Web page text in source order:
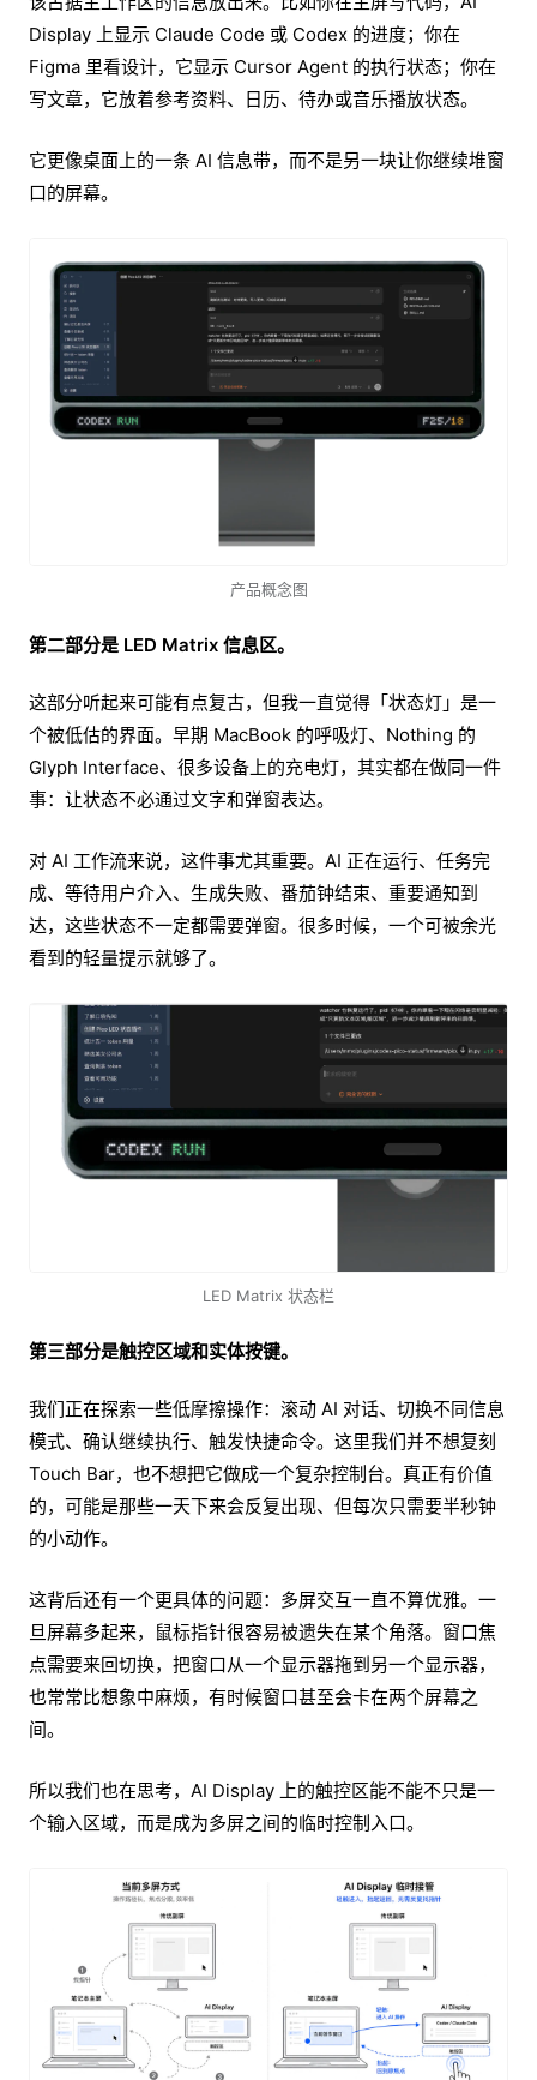
Display 上显示 Claude Code 或 Codex 的进度；你在
Figma 里看设计，它显示 Cursor Agent 的执行状态；你在
写文章，它放着参考资料、日历、待办或音乐播放状态。
它更像桌面上的一条 AI 信息带，而不是另一块让你继续堆窗
口的屏幕。
产品概念图
第二部分是 LED Matrix 信息区。
这部分听起来可能有点复古，但我一直觉得「状态灯」是一
个被低估的界面。早期 MacBook 的呼吸灯、Nothing 的
Glyph Interface、很多设备上的充电灯，其实都在做同一件
事：让状态不必通过文字和弹窗表达。
对 AI 工作流来说，这件事尤其重要。AI 正在运行、任务完
成、等待用户介入、生成失败、番茄钟结束、重要通知到
达，这些状态不一定都需要弹窗。很多时候，一个可被余光
看到的轻量提示就够了。
LED Matrix 状态栏
第三部分是触控区域和实体按键。
我们正在探索一些低摩擦操作：滚动 AI 对话、切换不同信息
模式、确认继续执行、触发快捷命令。这里我们并不想复刻
Touch Bar，也不想把它做成一个复杂控制台。真正有价值
的，可能是那些一天下来会反复出现、但每次只需要半秒钟
的小动作。
这背后还有一个更具体的问题：多屏交互一直不算优雅。一
旦屏幕多起来，鼠标指针很容易被遗失在某个角落。窗口焦
点需要来回切换，把窗口从一个显示器拖到另一个显示器，
也常常比想象中麻烦，有时候窗口甚至会卡在两个屏幕之
间。
所以我们也在思考，AI Display 上的触控区能不能不只是一
个输入区域，而是成为多屏之间的临时控制入口。